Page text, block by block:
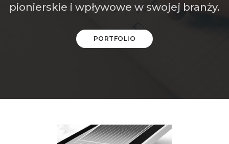
pionierskie i wpływowe w swojej branży.
PORTFOLIO